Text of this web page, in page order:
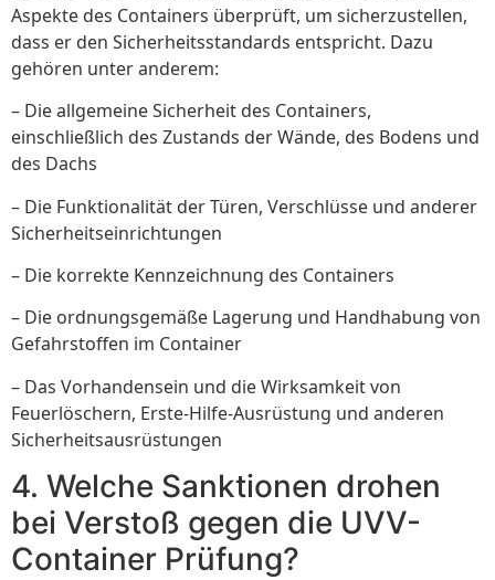
Aspekte des Containers überprüft, um sicherzustellen,
dass er den Sicherheitsstandards entspricht. Dazu
gehören unter anderem:
– Die allgemeine Sicherheit des Containers,
einschließlich des Zustands der Wände, des Bodens und
des Dachs
– Die Funktionalität der Türen, Verschlüsse und anderer
Sicherheitseinrichtungen
– Die korrekte Kennzeichnung des Containers
– Die ordnungsgemäße Lagerung und Handhabung von
Gefahrstoffen im Container
– Das Vorhandensein und die Wirksamkeit von
Feuerlöschern, Erste-Hilfe-Ausrüstung und anderen
Sicherheitsausrüstungen
4. Welche Sanktionen drohen
bei Verstoß gegen die UVV-
Container Prüfung?